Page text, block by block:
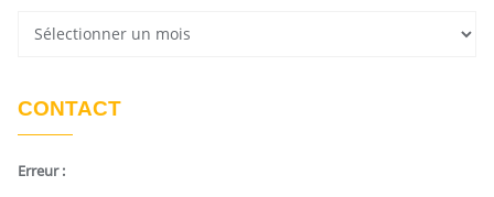
CONTACT
Erreur :